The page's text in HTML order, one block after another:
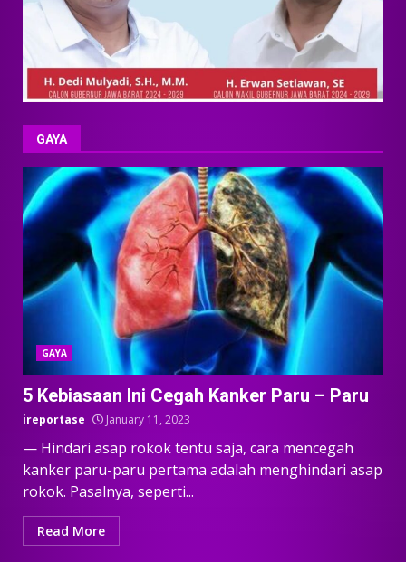
GAYA
GAYA
5 Kebiasaan Ini Cegah Kanker Paru – Paru
ireportase January 11, 2023
— Hindari asap rokok tentu saja, cara mencegah
kanker paru-paru pertama adalah menghindari asap
rokok. Pasalnya, seperti...
Read More